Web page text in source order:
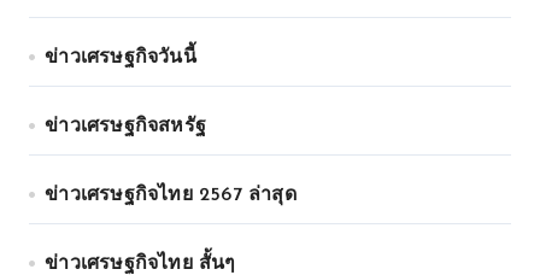
ข่าวเศรษฐกิจวันนี้
ข่าวเศรษฐกิจสหรัฐ
ข่าวเศรษฐกิจไทย 2567 ล่าสุด
ข่าวเศรษฐกิจไทย สั้นๆ